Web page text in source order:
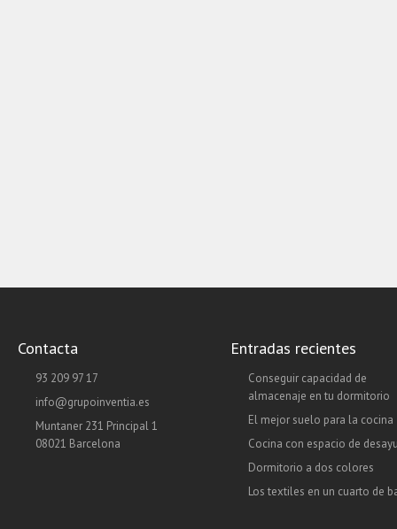
Contacta
93 209 97 17
info@grupoinventia.es
Muntaner 231 Principal 1
08021 Barcelona
Entradas recientes
Conseguir capacidad de
almacenaje en tu dormitorio
El mejor suelo para la cocina
Cocina con espacio de
Dormitorio a dos colores
Los textiles en un cuarto de